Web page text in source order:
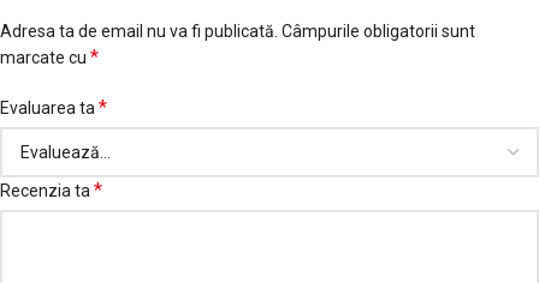
Adresa ta de email nu va fi publicată. Câmpurile obligatorii sunt
marcate cu *
Evaluarea ta *
Recenzia ta *